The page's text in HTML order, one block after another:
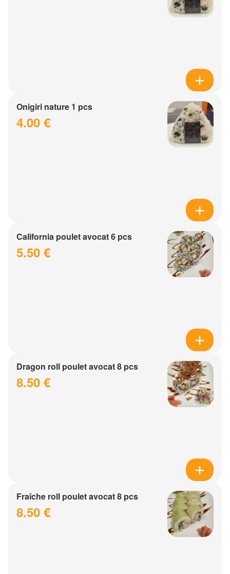
Onigiri nature 1 pcs
4.00 €
California poulet avocat 6 pcs
5.50 €
Dragon roll poulet avocat 8 pcs
8.50 €
Fraîche roll poulet avocat 8 pcs
8.50 €